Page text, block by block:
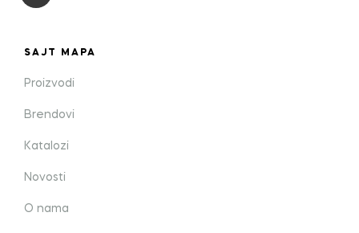
SAJT MAPA
Proizvodi
Brendovi
Katalozi
Novosti
O nama